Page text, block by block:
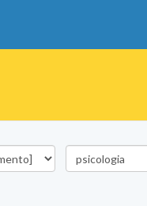
Palabra
clave